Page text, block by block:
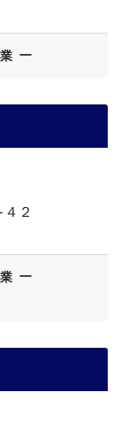
ー
２
ー